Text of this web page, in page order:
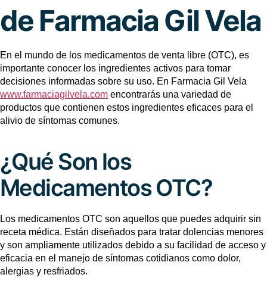
de Farmacia Gil Vela
En el mundo de los medicamentos de venta libre (OTC), es
importante conocer los ingredientes activos para tomar
decisiones informadas sobre su uso. En Farmacia Gil Vela
www.farmaciagilvela.com encontrarás una variedad de
productos que contienen estos ingredientes eficaces para el
alivio de síntomas comunes.
¿Qué Son los
Medicamentos OTC?
Los medicamentos OTC son aquellos que puedes adquirir sin
receta médica. Están diseñados para tratar dolencias menores
y son ampliamente utilizados debido a su facilidad de acceso y
eficacia en el manejo de síntomas cotidianos como dolor,
alergias y resfriados.